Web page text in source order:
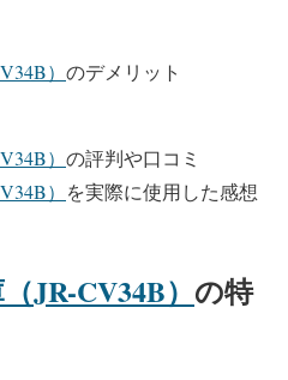
） のデメリット
） の評判や口コミ
） を実際に使用した感想
JR-CV34B） の特